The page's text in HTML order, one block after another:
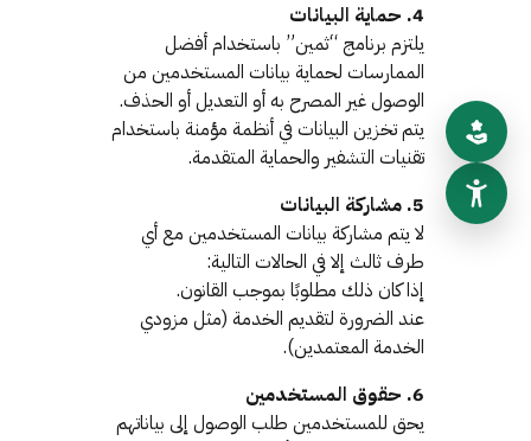
4. حماية البيانات
يلتزم برنامج “ثمين” باستخدام أفضل
الممارسات لحماية بيانات المستخدمين من
الوصول غير المصرح به أو التعديل أو الحذف.
يتم تخزين البيانات في أنظمة مؤمنة باستخدام
تقنيات التشفير والحماية المتقدمة.
5. مشاركة البيانات
لا يتم مشاركة بيانات المستخدمين مع أي
طرف ثالث إلا في الحالات التالية:
إذا كان ذلك مطلوبًا بموجب القانون.
عند الضرورة لتقديم الخدمة (مثل مزودي
الخدمة المعتمدين).
6. حقوق المستخدمين
يحق للمستخدمين طلب الوصول إلى بياناتهم